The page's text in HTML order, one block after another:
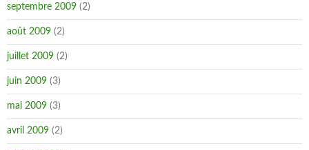
septembre 2009 (2)
août 2009 (2)
juillet 2009 (2)
juin 2009 (3)
mai 2009 (3)
avril 2009 (2)